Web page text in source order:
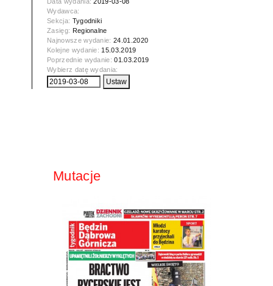
Wydawca:
Sekcja: Tygodniki
Zasięg: Regionalne
Najnowsze wydanie:24.01.2020
Kolejne wydanie: 15.03.2019
Poprzednie wydanie:01.03.2019
Wybierz datę wydania:
Mutacje